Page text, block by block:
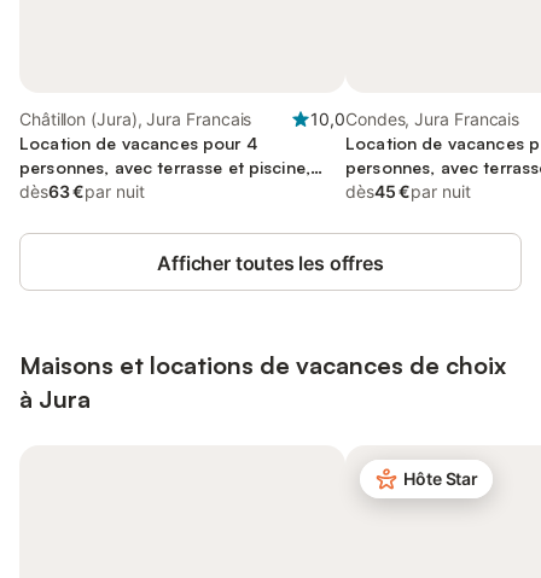
Châtillon (Jura), Jura Francais
10,0
Location de vacances pour 4
personnes, avec terrasse et piscine,
animaux acceptés
dès63 €par nuit
Condes, Jura Francais
Location de vacances
personnes, avec
acceptés
dès45 €par nuit
Afficher toutes les offres
Maisons et locations de vacances de choix
à Jura
Hôte Star